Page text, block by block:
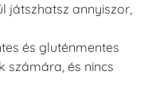
játszhatsz annyiszor,
és gluténmentes
számára, és nincs